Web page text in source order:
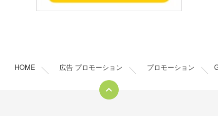
HOME 広告 プロモーション プロモーション